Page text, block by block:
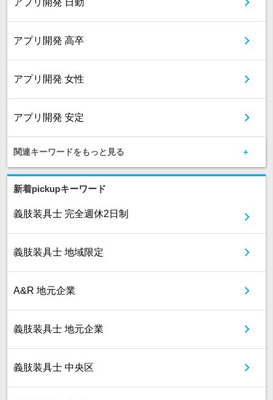
アプリ開発 日勤
アプリ開発 高卒
アプリ開発 女性
アプリ開発 安定
関連キーワードをもっと見る
新着pickupキーワード
義肢装具士 完全週休2日制
義肢装具士 地域限定
A&R 地元企業
義肢装具士 地元企業
義肢装具士 中央区